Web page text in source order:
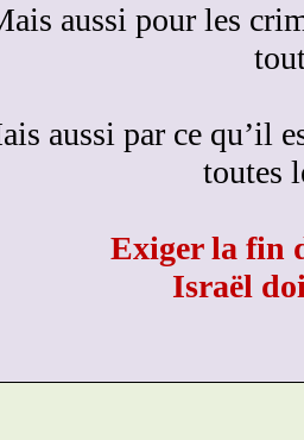
aussi pour les
aussi par ce qu’il
toutes
Exiger la fin
Israël